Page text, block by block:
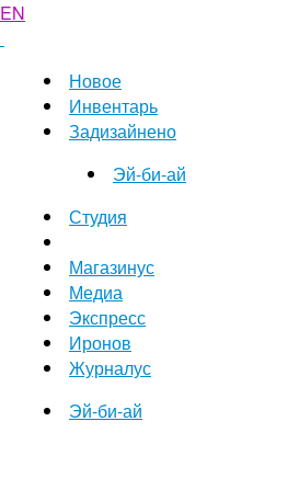
EN
Новое
Инвентарь
Задизайнено
Эй-би-ай
Студия
Магазинус
Медиа
Экспресс
Иронов
Журналус
Эй-би-ай